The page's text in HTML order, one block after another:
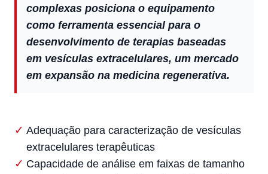
complexas posiciona o equipamento
como ferramenta essencial para o
desenvolvimento de terapias baseadas
em vesículas extracelulares, um mercado
em expansão na medicina regenerativa.
Adequação para caracterização de vesículas
extracelulares terapêuticas
Capacidade de análise em faixas de tamanho